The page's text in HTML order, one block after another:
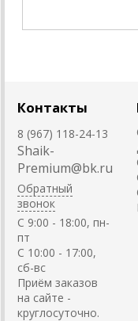
Контакты
8 (967) 118-24-13
Shaik-
Premium@bk.ru
Обратный
звонок
C 9:00 - 18:00, пн-
пт
С 10:00 - 17:00,
сб-вс
Приём заказов
на сайте -
круглосуточно.